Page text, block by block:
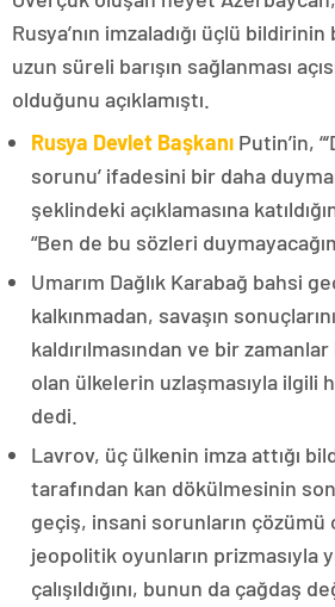
Rusya’nın imzaladığı üçlü
uzun süreli barışın sağlanması
olduğunu açıklamıştı.
Rusya Devlet Başkanı Putin’in,
sorunu’ ifadesini bir daha
şeklindeki açıklamasına
“Ben de bu sözleri
Umarım Dağlık Karabağ bahsi
kalkınmadan, savaşın
kaldırılmasından ve bir
olan ülkelerin uzlaşmasıyla ilgili
dedi.
Lavrov, üç ülkenin imza attığı
tarafından kan dökülmesinin
geçiş, insani sorunların çözümü
jeopolitik oyunların prizmasıyla
çalışıldığını, bunun da çağdaş